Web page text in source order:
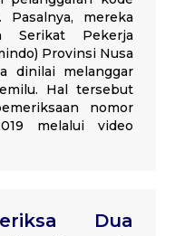
mereka
Serikat Pekerja
Provinsi Nusa
dinilai melanggar
Hal tersebut
nomor
melalui video
Dua